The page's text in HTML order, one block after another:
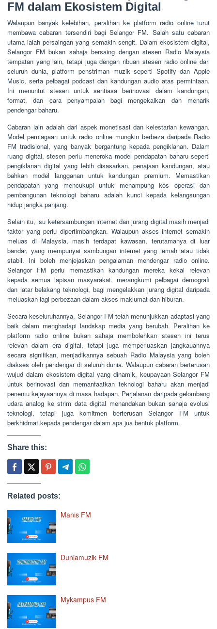
FM dalam Ekosistem Digital
Walaupun banyak kelebihan, peralihan ke platform radio online turut
membawa cabaran tersendiri bagi Selangor FM. Salah satu cabaran
utama ialah persaingan yang semakin sengit. Dalam ekosistem digital,
Selangor FM bukan sahaja bersaing dengan stesen Radio Malaysia
tempatan yang lain, tetapi juga dengan ribuan stesen radio online dari
seluruh dunia, platform penstriman muzik seperti Spotify dan Apple
Music, serta pelbagai podcast dan kandungan audio atas permintaan.
Ini menuntut stesen untuk sentiasa berinovasi dalam kandungan,
format, dan cara penyampaian bagi mengekalkan dan menarik
pendengar baharu.
Cabaran lain adalah dari aspek monetisasi dan kelestarian kewangan.
Model perniagaan untuk radio online mungkin berbeza daripada Radio
FM tradisional, yang banyak bergantung kepada pengiklanan. Dalam
ruang digital, stesen perlu meneroka model pendapatan baharu seperti
pengiklanan digital yang lebih disasarkan, penajaan kandungan, atau
bahkan model langganan untuk kandungan premium. Memastikan
pendapatan yang mencukupi untuk menampung kos operasi dan
pembangunan teknologi baharu adalah kunci kepada kelangsungan
hidup jangka panjang.
Selain itu, isu ketersambungan internet dan jurang digital masih menjadi
faktor yang perlu dipertimbangkan. Walaupun akses internet semakin
meluas di Malaysia, masih terdapat kawasan, terutamanya di luar
bandar, yang mempunyai sambungan internet yang lemah atau tidak
stabil. Ini boleh menjejaskan pengalaman mendengar radio online.
Selangor FM perlu memastikan kandungan mereka kekal relevan
kepada semua lapisan masyarakat, merangkumi pelbagai demografi
dan latar belakang teknologi, bagi mengelakkan jurang digital daripada
meluaskan lagi perbezaan dalam akses maklumat dan hiburan.
Secara keseluruhannya, Selangor FM telah menunjukkan adaptasi yang
baik dalam menghadapi landskap media yang berubah. Peralihan ke
platform radio online bukan sahaja membolehkan stesen ini terus
relevan dalam era digital, tetapi juga memperluaskan jangkauannya
secara signifikan, menjadikannya sebuah Radio Malaysia yang boleh
diakses oleh pendengar di seluruh dunia. Walaupun cabaran berterusan
wujud dalam ekosistem digital yang dinamik, keupayaan Selangor FM
untuk berinovasi dan memanfaatkan teknologi baharu akan menjadi
penentu kejayaannya di masa hadapan. Perjalanan daripada gelombang
udara analog ke strim data digital menandakan bukan sahaja evolusi
teknologi, tetapi juga komitmen berterusan Selangor FM untuk
berkhidmat kepada pendengar dalam apa jua bentuk platform.
Share this:
Related posts:
Manis FM
Duniamuzik FM
Mykampus FM